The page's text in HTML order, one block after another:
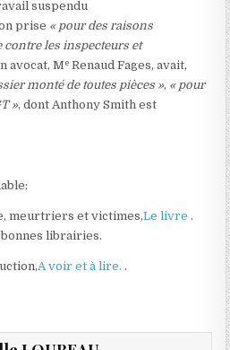
suspendu
prise « pour des raisons
contre les inspecteurs et
avocat, Me Renaud Fages, avait,
monté de toutes pièces », « pour
», dont Anthony Smith est
meurtriers et victimes,Le livre.
librairies.
A voir et à lire..